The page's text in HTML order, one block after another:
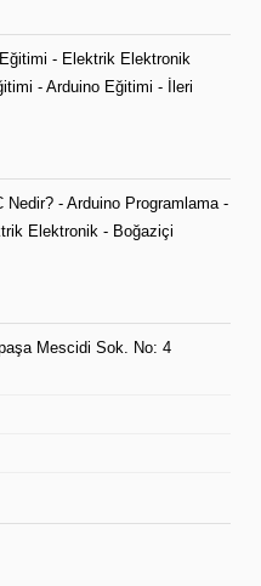
- Elektrik Elektronik
- Arduino Eğitimi -
İleri
Nedir? - Arduino Programlama-
Elektronik - Boğaziçi
Mescidi Sok. No: 4